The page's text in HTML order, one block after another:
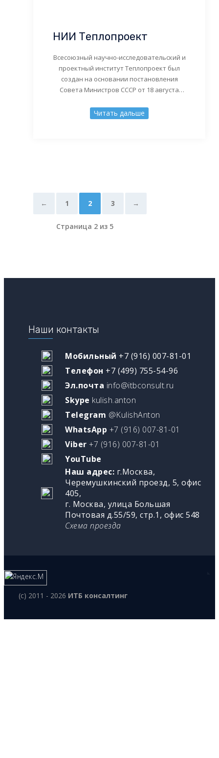
НИИ Теплопроект
Всесоюзный научно-исследовательский и
проектный институт Теплопроект был
создан на основании постановления
Совета Министров СССР от 18 августа
развитию производства
теплоизоляционных материалов», в
Читать дальше
← 1 2 3 →
Страница 2 из 5
Наши контакты
Мобильный +7 (916) 007-81-01
Телефон +7 (499) 755-54-96
Эл.почта info@itbconsult.ru
Skype kulish.anton
Telegram @KulishAnton
WhatsApp +7 (916) 007-81-01
Viber +7 (916) 007-81-01
YouTube
Наш адрес: г.Москва,
Черемушкинский проезд, 5, офис
405,
г. Москва, улица Большая
Почтовая д.55/59, стр.1, офис 548
Схема проезда
(c) 2011 - 2026 ИТБ консалтинг